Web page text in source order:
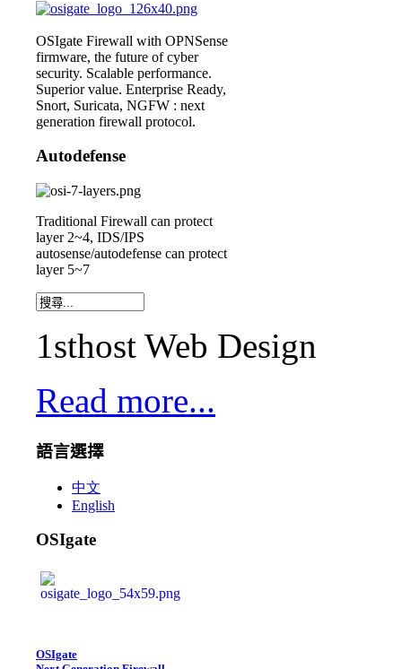
OSIgate Firewall with OPNSense
firmware, the future of cyber
security. Scalable performance.
Superior value. Enterprise Ready,
Snort, Suricata, NGFW : next
generation firewall protocol.
Autodefense
Traditional Firewall can protect
layer 2~4, IDS/IPS
autosense/autodefense can protect
layer 5~7
1sthost Web Design
Read more...
語言選擇
中文
English
OSIgate
OSIgate